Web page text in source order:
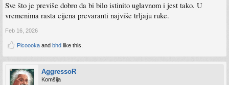
Sve što je previše dobro da bi bilo istinito uglavnom i jest tako. U
vremenima rasta cijena prevaranti najviše trljaju ruke.
Feb 16, 2026
Picoooka and bhd like this.
AggressoR
Komšija